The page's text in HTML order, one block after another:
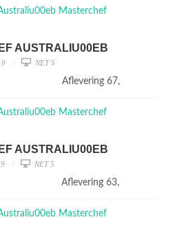
AUSTRALIU00EB
NET 5
Aflevering 67,
AUSTRALIU00EB
NET 5
Aflevering 63,